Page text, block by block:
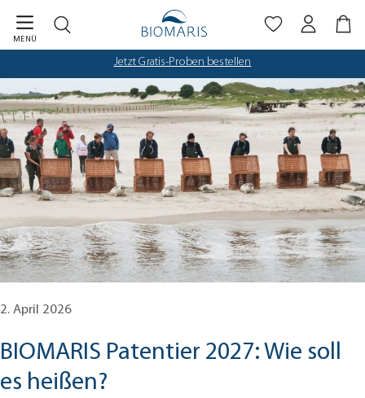
Zum Hauptinhalt springen
Biomaris Cookie-Einstellungen geöffnet
MENÜ
Jetzt Gratis-Proben bestellen
2. April 2026
BIOMARIS Patentier 2027: Wie soll
es heißen?